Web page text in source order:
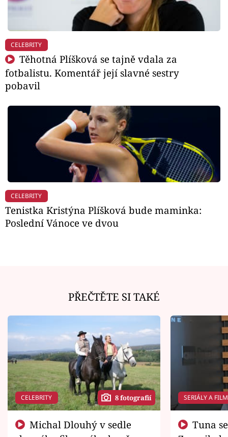
CELEBRITY
Těhotná Plíšková se tajně vdala za
fotbalistu. Komentář její slavné sestry
pobavil
CELEBRITY
Tenistka Kristýna Plíšková bude maminka:
Poslední Vánoce ve dvou
PŘEČTĚTE SI TAKÉ
CELEBRITY 8 fotografií SERIÁLY A